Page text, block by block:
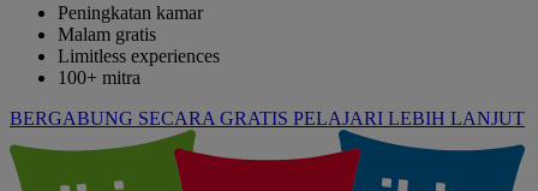
Peningkatan kamar
Malam gratis
Limitless experiences
100+ mitra
BERGABUNG SECARA GRATIS PELAJARI LEBIH LANJUT